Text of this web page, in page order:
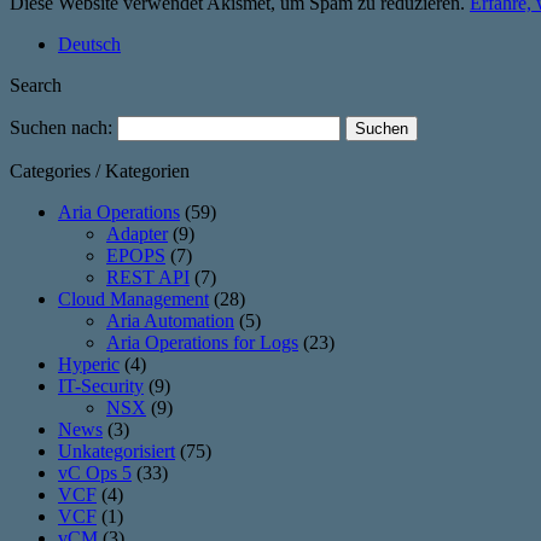
Deutsch
Search
Suchen nach:
Categories / Kategorien
Aria Operations (59)
Adapter (9)
EPOPS (7)
REST API (7)
Cloud Management (28)
Aria Automation (5)
Aria Operations for Logs (23)
Hyperic (4)
IT-Security (9)
NSX (9)
News (3)
Unkategorisiert (75)
vC Ops 5 (33)
VCF (4)
VCF (1)